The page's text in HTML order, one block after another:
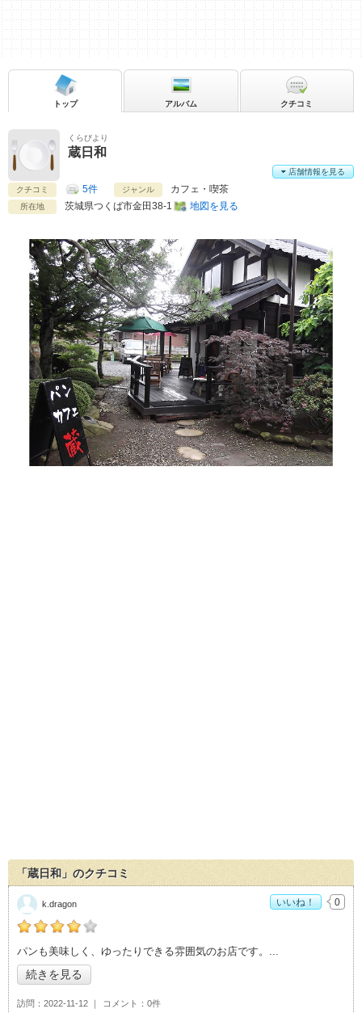
くらびより
蔵日和
クチコミ 5件 ジャンル カフェ・喫茶
所在地 茨城県つくば市金田38-1 地図を見る
店舗情報を見る
トップ アルバム クチコミ
「蔵日和」のクチコミ
の「蔵日和」おすすめ度：4
パンも美味しく、ゆったりできる雰囲気のお店です。
続きを見る
訪問 2022-11-12 コメント 0件
k.dragon いいね！ 0